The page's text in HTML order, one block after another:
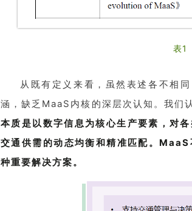
表1
从既有定义来看，虽然表述各不相
涵，缺乏MaaS内核的深层次认知。我们
本质是以数字信息为核心生产要素，对
交通供需的动态均衡和精准匹配。
种重要解决方案。